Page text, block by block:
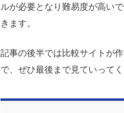
ルが必要となり難易度が高い
きます。
記事の後半では比較サイトが
で、ぜひ最後まで見ていってく